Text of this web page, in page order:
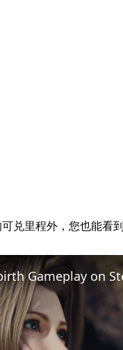
兑里程外，您也能
Gameplay on